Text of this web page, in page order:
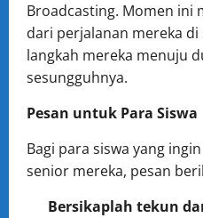
Broadcasting. Momen ini
dari perjalanan mereka
langkah mereka menuju
sesungguhnya.
Pesan untuk Para Siswa
Bagi para siswa yang
senior mereka, pesan
Bersikaplah tekun